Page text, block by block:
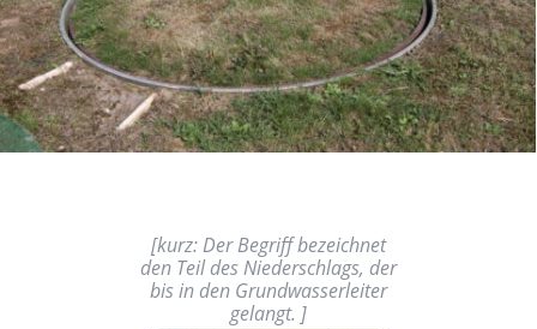
[kurz: Der Begriff bezeichnet
den Teil des Niederschlags, der
bis in den Grundwasserleiter
gelangt. ]